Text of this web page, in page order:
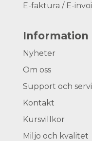
E-faktura / E-
Information
Nyheter
Om oss
Support och
Kontakt
Kursvillkor
Miljö och kvalitet